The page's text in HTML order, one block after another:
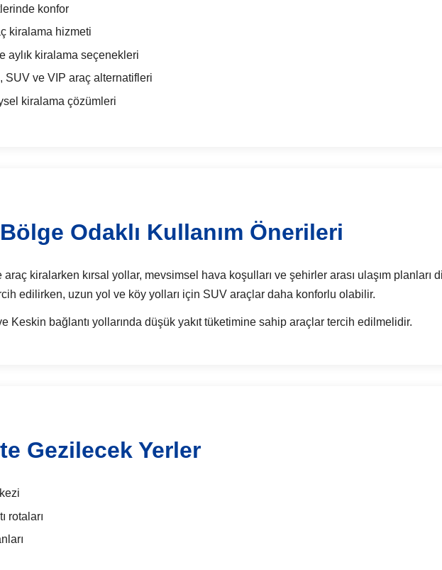
konfor
kiralama hizmeti
aylık kiralama seçenekleri
SUV ve VIP araç alternatifleri
kiralama çözümleri
Odaklı Kullanım Önerileri
kiralarken kırsal yollar, mevsimsel hava koşulları ve şehirler arası ulaşım planları
edilirken, uzun yol ve köy yolları için SUV araçlar daha konforlu olabilir.
Keskin bağlantı yollarında düşük yakıt tüketimine sahip araçlar tercih edilmelidir.
Gezilecek Yerler
rotaları